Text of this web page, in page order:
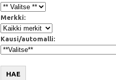
Merkki:
Kausi/automalli:
HAE